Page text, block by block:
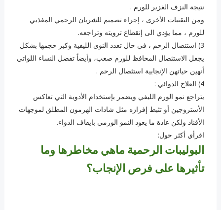
نتيجة النزف الغزير للورم .
ومن التقنيات الأخرى ، إجراء تصميم للشريان الرحمي المغذيي
للورم ، مما يؤدي الى إنقطاع ترويته وتراجعه.
3) استئصال الرحم ، في حال تعدد النوى الليفية وكبر حجمها بشكل
يجعل الاستئصال المحافظ للورم صعب، وأيضاً تفضل النساء اللواتي
أنهين حياتهن الإنجابية استئصال الرحم .
4) العلاج الدوائي :
يتراجع نمو الورم الليفي ويضمر بإستخدام الأدوية التي تعاكس
الأستروجين أو تثبط إفرازه مثل شادات الهرمون المطلق لموجهات
الأقناد ولكن عادة ما يعود النمو الورمي بايقاف الدواء.
اقرأي أكثر حول:
البوليبات الرحمية ماهي مخاطرها وما
تأثيرها على فرص الإنجاب؟